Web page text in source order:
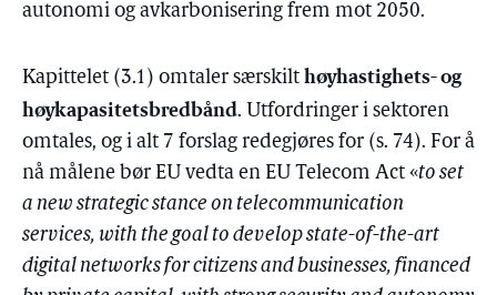
autonomi og avkarbonisering frem mot 2050.
Kapittelet (3.1) omtaler særskilt høyhastighets- og
høykapasitetsbredbånd. Utfordringer i sektoren
omtales, og i alt 7 forslag redegjøres for (s. 74). For å
nå målene bør EU vedta en EU Telecom Act «to set
a new strategic stance on telecommunication
services, with the goal to develop state-of-the-art
digital networks for citizens and businesses, financed